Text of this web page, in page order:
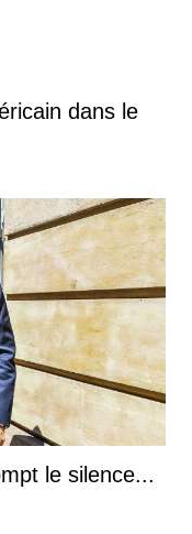
dans le
le silence...